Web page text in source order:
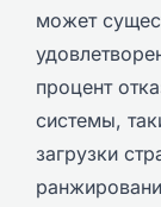
может
процент
системы,
загрузки